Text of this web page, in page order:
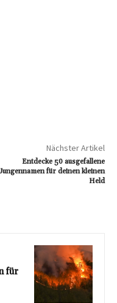
Nächster Artikel
Entdecke 50 ausgefallene
für deinen kleinen
Held
für